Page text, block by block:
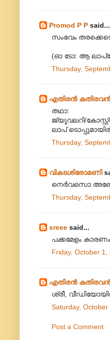
Promod P P said...
സംഭവം
(ഓ ടോ: ആ
Thursday,
എതിരന്‍
തഥാ:
ജ്യൂവലറി/
ലാപ്
Thursday,
വികടശിരോമണി
നെർവസൊ
Thursday,
sreee said...
പക്കമേളം
Friday, October
എതിരന്‍
ശ്രീ,
Saturday,
Post a Comment